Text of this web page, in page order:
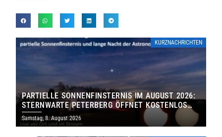
KURZNACHRICHTEN
PARTIELLE SONNENFINSTERNIS IM AUGUST 2026:
STERNWARTE PETERBERG ÖFFNET KOSTENLOS
IHRE TORE
Samstag, 8. August 2026